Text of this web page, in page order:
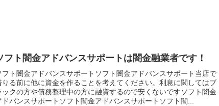
フト闇金アドバンスサポートは闇金融業者です！
フト闇金アドバンスサポートソフト闇金アドバンスサポート当店で
りる前に他に資金を作ることを考えてください。利息に関してはブ
ックの方や債務整理中の方に融資するので安くないですソフト闇金
ドバンスサポートソフト闇金アドバンスサポートソフト闇...